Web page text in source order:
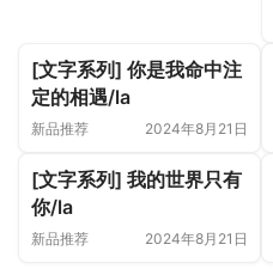
[文字系列] 你是我命中注
定的相遇/la
新品推荐 2024年8月21日
[文字系列] 我的世界只有
你/la
新品推荐 2024年8月21日